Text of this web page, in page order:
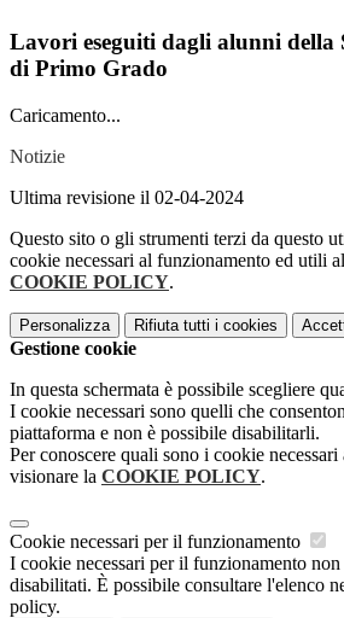
Lavori eseguiti dagli alunni della
di Primo Grado
Caricamento...
Notizie
Ultima revisione il 02-04-2024
Questo sito o gli strumenti terzi da questo
cookie necessari al funzionamento ed utili
COOKIE POLICY.
Personalizza Rifiuta tutti i cookies
Gestione cookie
In questa schermata è possibile scegliere
I cookie necessari sono quelli che
piattaforma e non è possibile disabilitarli.
Per conoscere quali sono i cookie
visionare la COOKIE POLICY.
Cookie necessari per il funzionamento
I cookie necessari per il funzionamento non
disabilitati. È possibile consultare l'elenco
policy.